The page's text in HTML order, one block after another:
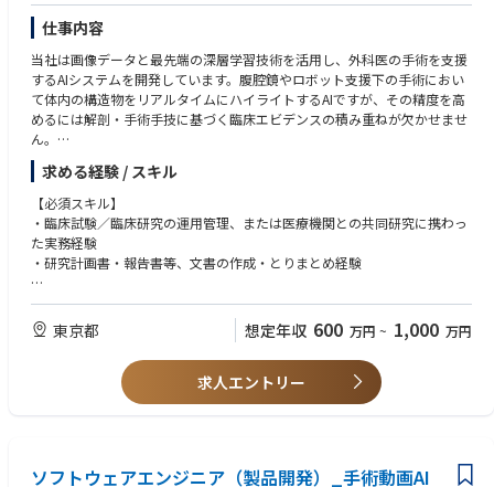
仕事内容
当社は画像データと最先端の深層学習技術を活用し、外科医の手術を支援
するAIシステムを開発しています。腹腔鏡やロボット支援下の手術におい
て体内の構造物をリアルタイムにハイライトするAIですが、その精度を高
めるには解剖・手術手技に基づく臨床エビデンスの積み重ねが欠かせませ
ん。
本ポジションでは、研究責任者・KOLと連携しながら、臨床研究計画書
（プロトコル）の策定から医療機関との調整、実施後の運用管理までを一
気通貫で担当していただきます。
【業務内容】
① 臨床研究計画書（プロトコル）の策定・ブラッシュアップ（メイン業
・研究責任者、KOLと議論しながら、研究デザイン、評価項目（エンドポ
イント）、症例数などを詰める
・研究計画書・報告書等のメディカルライティング
② 医療機関・研究者とのコミュニケーション
③ 臨床研究の運用管理
求める経験 / スキル
【必須スキル】
・臨床試験／臨床研究の運用管理、または医療機関との共同研究に携わっ
た実務経験
・研究計画書・報告書等、文書の作成・とりまとめ経験
【歓迎スキル】
・臨床研究計画書（プロトコル）の作成・メディカルライティングの経験
・GCP／臨床研究法、薬機法、保険収載など、規制関連の知識・実務経験
・プログラム医療機器（SaMD）や外科領域（消化器・婦人科・肝臓・呼
吸器等）に関する臨床試験、臨床研究経験
・EDC・データマネジメント、モニタリング、統計解析の経験
・全国出張可能な方
東京都 想定年収 600 万円 ~ 1,000 万円
求人エントリー
ソフトウェアエンジニア（製品開発）_手術動画AI